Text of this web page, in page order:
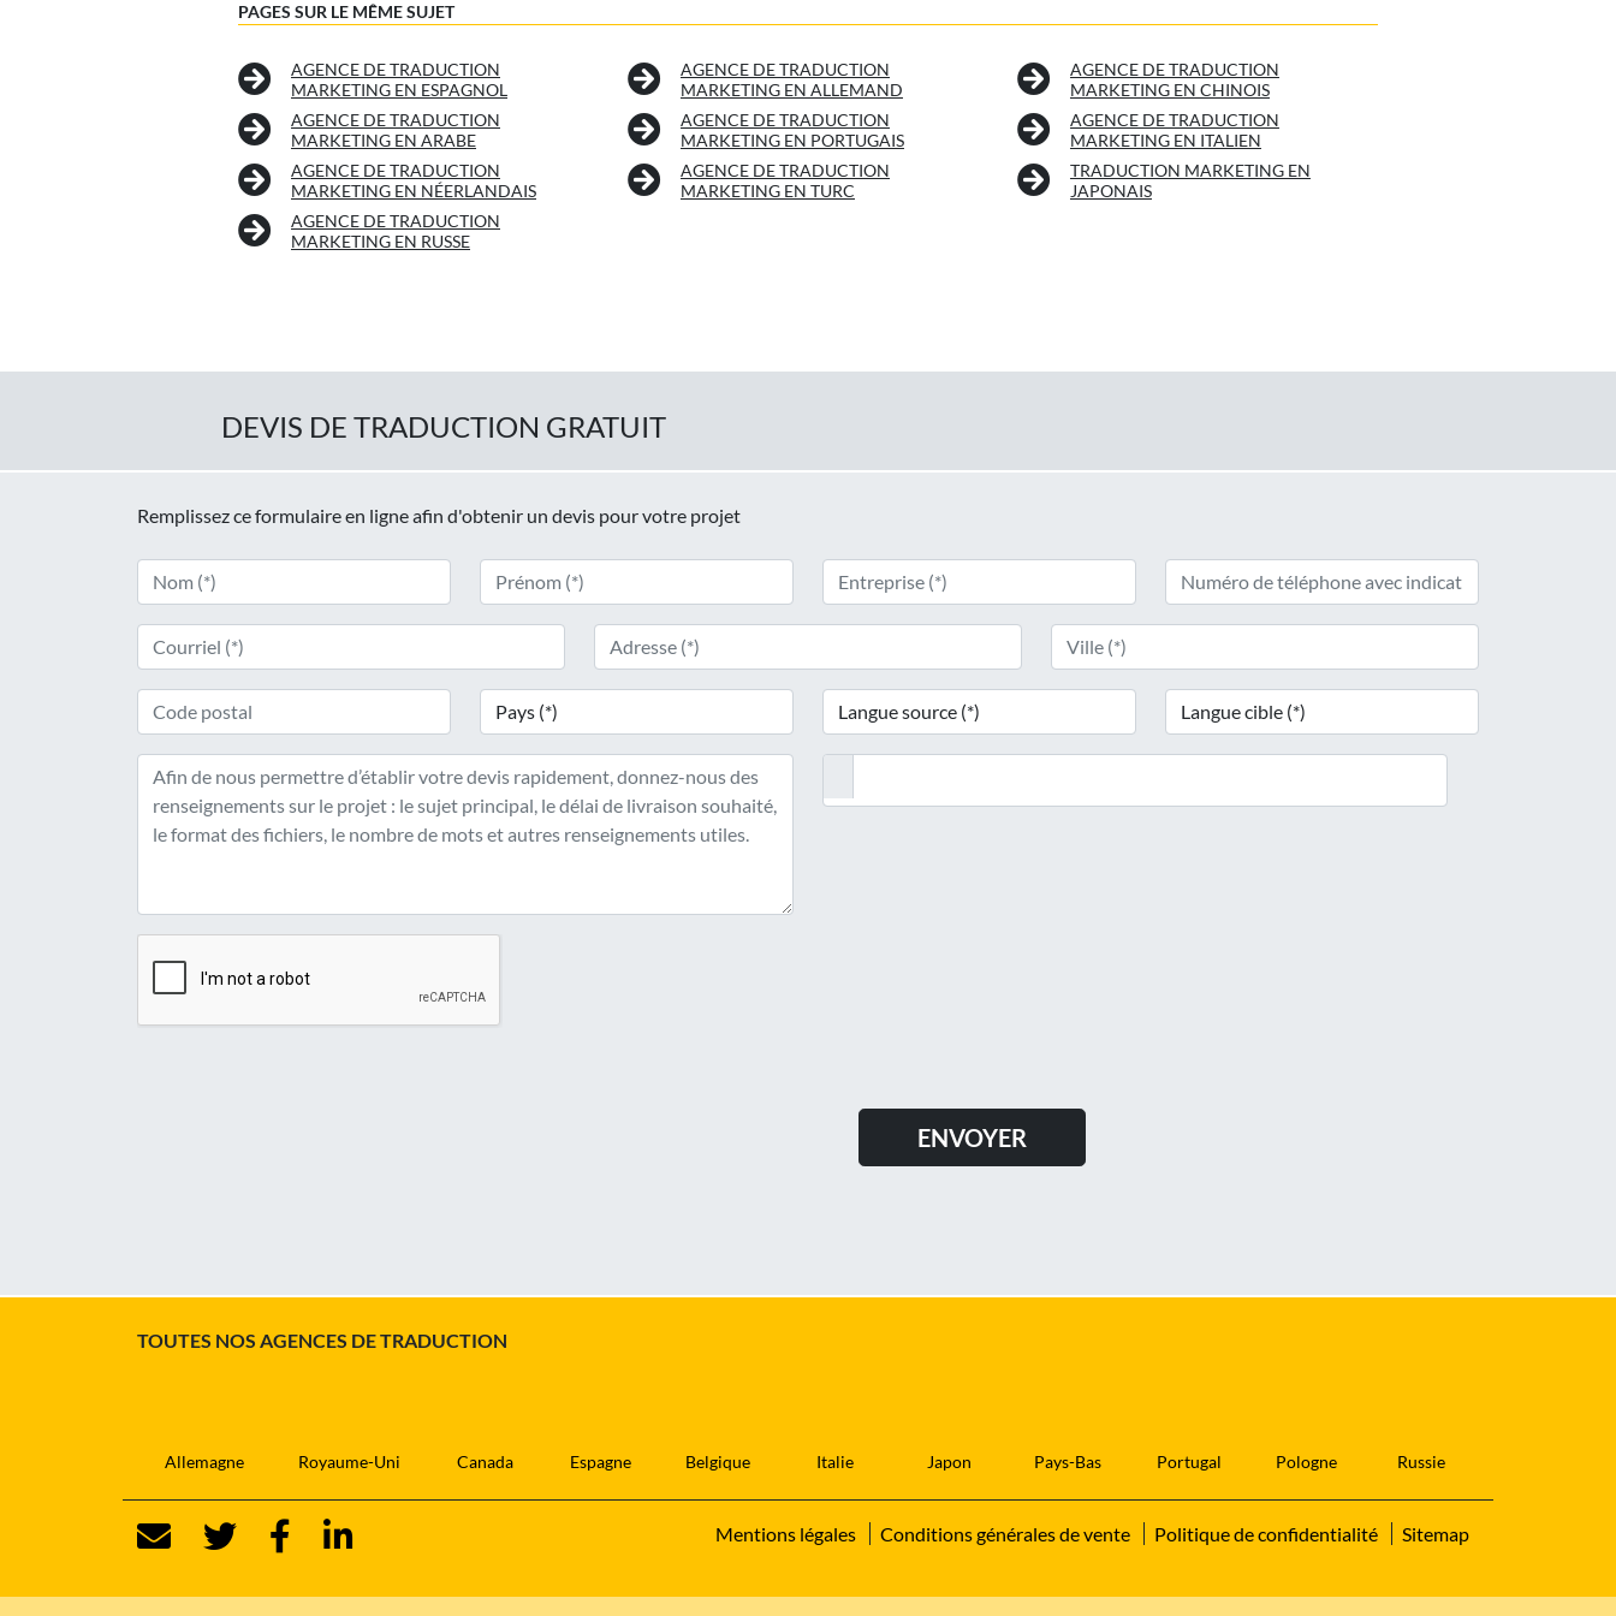
PAGES SUR LE MÊME SUJET
AGENCE DE TRADUCTION
MARKETING EN ESPAGNOL
AGENCE DE TRADUCTION
MARKETING EN ALLEMAND
AGENCE DE TRADUCTION
MARKETING EN CHINOIS
AGENCE DE TRADUCTION
MARKETING EN ARABE
AGENCE DE TRADUCTION
MARKETING EN PORTUGAIS
AGENCE DE TRADUCTION
MARKETING EN ITALIEN
AGENCE DE TRADUCTION
MARKETING EN NÉERLANDAIS
AGENCE DE TRADUCTION
MARKETING EN TURC
TRADUCTION MARKETING EN
JAPONAIS
AGENCE DE TRADUCTION
MARKETING EN RUSSE
DEVIS DE TRADUCTION GRATUIT
Remplissez ce formulaire en ligne afin d'obtenir un devis pour votre projet
TOUTES NOS AGENCES DE TRADUCTION
Allemagne Royaume-Uni Canada Espagne Belgique Italie Japon Pays-Bas Portugal Pologne Russie
Mentions légales Conditions générales de vente Politique de confidentialité Sitemap